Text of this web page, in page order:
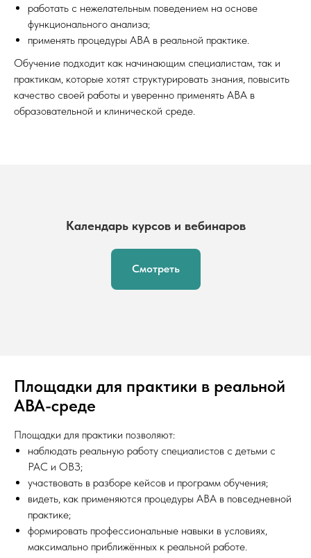
работать с нежелательным поведением на основе
функционального анализа;
применять процедуры ABA в реальной практике.
Обучение подходит как начинающим специалистам, так и
практикам, которые хотят структурировать знания, повысить
качество своей работы и уверенно применять ABA в
образовательной и клинической среде.
Календарь курсов и вебинаров
Смотреть
Площадки для практики в реальной
ABA-среде
Площадки для практики позволяют:
наблюдать реальную работу специалистов с детьми с
РАС и ОВЗ;
участвовать в разборе кейсов и программ обучения;
видеть, как применяются процедуры ABA в повседневной
практике;
формировать профессиональные навыки в условиях,
максимально приближённых к реальной работе.